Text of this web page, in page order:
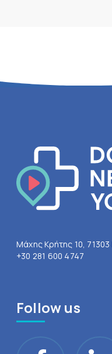
Μάχης Κρήτης 10,
+30 281 600 4747
Follow us